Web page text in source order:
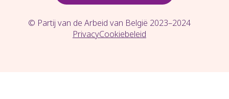
© Partij van de Arbeid van België 2023–2024
PrivacyCookiebeleid